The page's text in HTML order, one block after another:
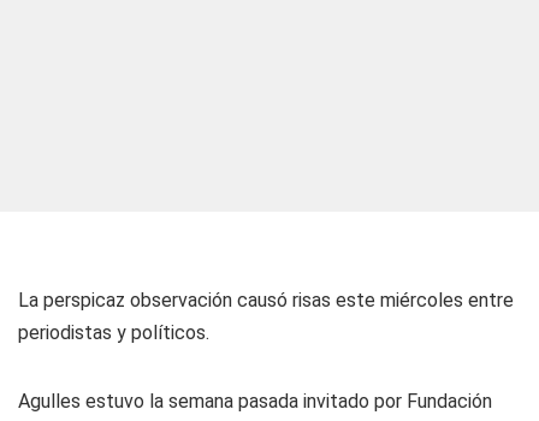
La perspicaz observación causó risas este miércoles entre
periodistas y políticos.
Agulles estuvo la semana pasada invitado por Fundación